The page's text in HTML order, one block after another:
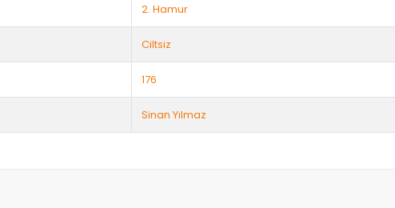
2. Hamur
Ciltsiz
176
Sinan Yılmaz